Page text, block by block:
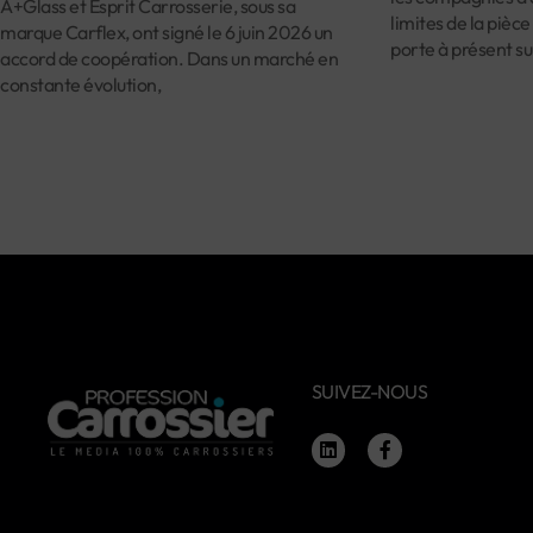
A+Glass et Esprit Carrosserie, sous sa
marque Carflex, ont signé le 6 juin 2026 un
accord de coopération. Dans un marché en
constante évolution,
limites de la
porte à présent
SUIVEZ-NOUS